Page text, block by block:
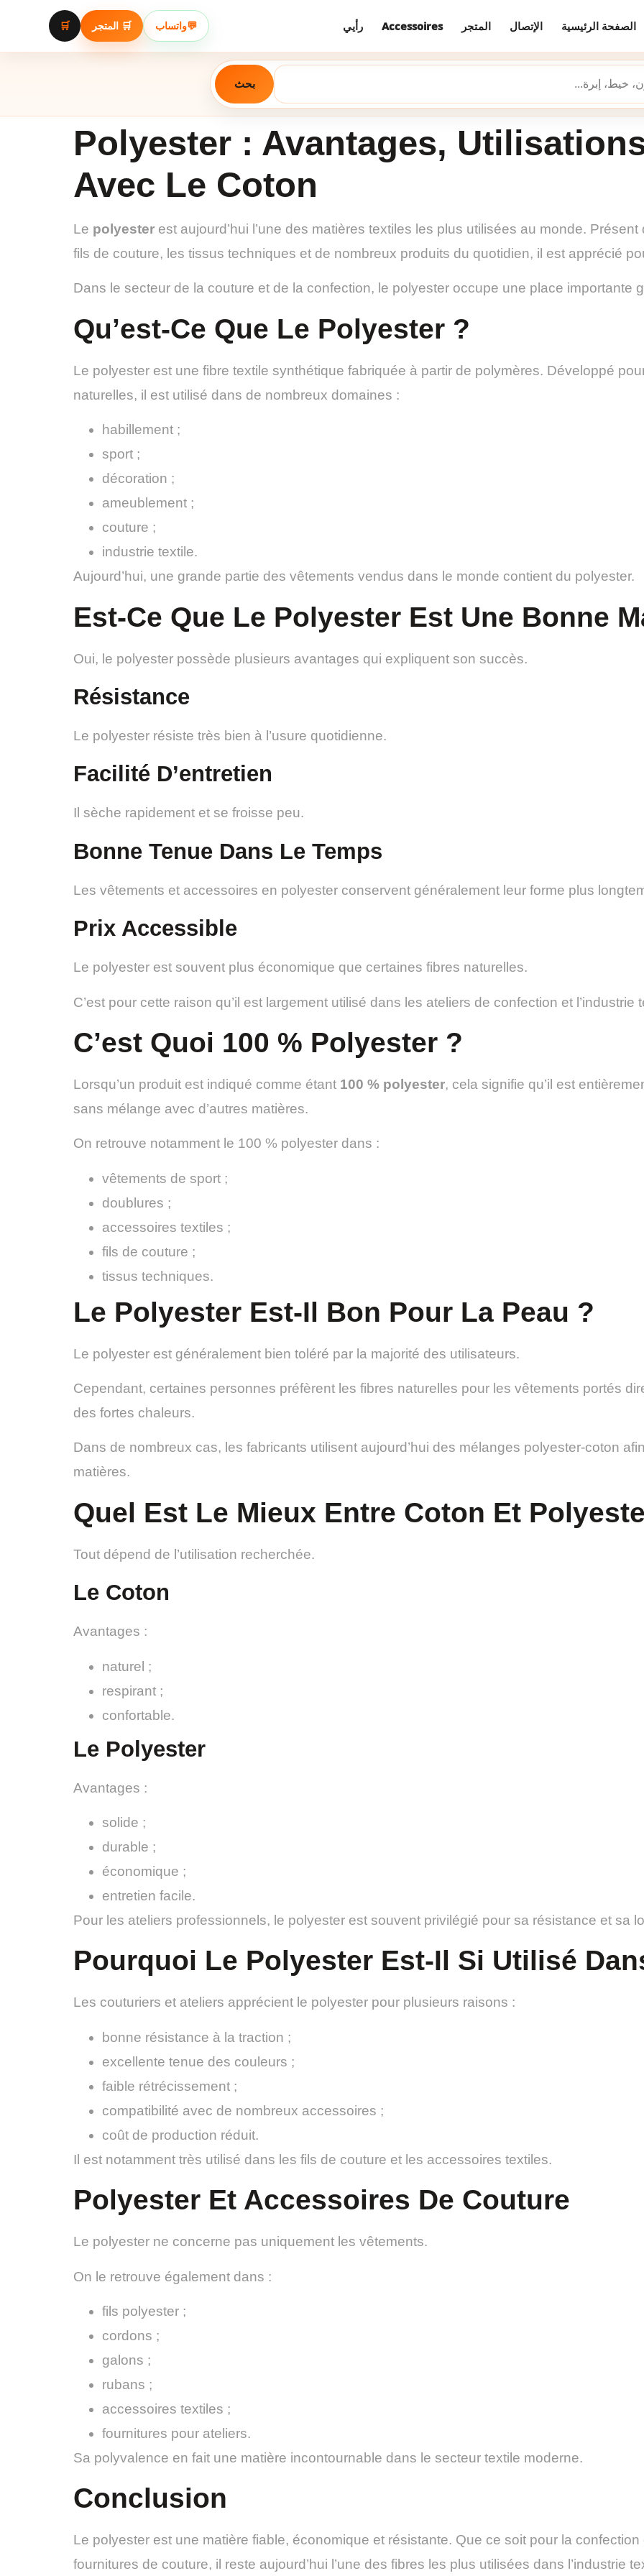
الصفحة الرئيسية الإتصال المتجر Accessoires رأيي 💬واتساب 🛒 المتجر 🛒
بحث
Polyester : Avantages,
Avec Le Coton
Le polyester est aujourd’hui l’une des matières textiles les plus utilisées au monde.
fils de couture, les tissus techniques et de nombreux produits du quotidien, il est apprécié
Dans le secteur de la couture et de la confection, le polyester occupe une place importante
Qu’est-Ce Que Le Polyester ?
Le polyester est une fibre textile synthétique fabriquée à partir de polymères. Développé
naturelles, il est utilisé dans de nombreux domaines :
habillement ;
sport ;
décoration ;
ameublement ;
couture ;
industrie textile.
Aujourd’hui, une grande partie des vêtements vendus dans le monde contient du polyester.
Est-Ce Que Le Polyester Est Une Bonne
Oui, le polyester possède plusieurs avantages qui expliquent son succès.
Résistance
Le polyester résiste très bien à l’usure quotidienne.
Facilité D’entretien
Il sèche rapidement et se froisse peu.
Bonne Tenue Dans Le Temps
Les vêtements et accessoires en polyester conservent généralement leur forme plus
Prix Accessible
Le polyester est souvent plus économique que certaines fibres naturelles.
C’est pour cette raison qu’il est largement utilisé dans les ateliers de confection et l’industrie
C’est Quoi 100 % Polyester ?
Lorsqu’un produit est indiqué comme étant 100 % polyester, cela signifie qu’il est
sans mélange avec d’autres matières.
On retrouve notamment le 100 % polyester dans :
vêtements de sport ;
doublures ;
accessoires textiles ;
fils de couture ;
tissus techniques.
Le Polyester Est-Il Bon Pour La Peau ?
Le polyester est généralement bien toléré par la majorité des utilisateurs.
Cependant, certaines personnes préfèrent les fibres naturelles pour les vêtements portés
des fortes chaleurs.
Dans de nombreux cas, les fabricants utilisent aujourd’hui des mélanges polyester-coton
matières.
Quel Est Le Mieux Entre Coton Et
Tout dépend de l’utilisation recherchée.
Le Coton
Avantages :
naturel ;
respirant ;
confortable.
Le Polyester
Avantages :
solide ;
durable ;
économique ;
entretien facile.
Pour les ateliers professionnels, le polyester est souvent privilégié pour sa résistance et sa
Pourquoi Le Polyester Est-Il Si Utilisé
Les couturiers et ateliers apprécient le polyester pour plusieurs raisons :
bonne résistance à la traction ;
excellente tenue des couleurs ;
faible rétrécissement ;
compatibilité avec de nombreux accessoires ;
coût de production réduit.
Il est notamment très utilisé dans les fils de couture et les accessoires textiles.
Polyester Et Accessoires De Couture
Le polyester ne concerne pas uniquement les vêtements.
On le retrouve également dans :
fils polyester ;
cordons ;
galons ;
rubans ;
accessoires textiles ;
fournitures pour ateliers.
Sa polyvalence en fait une matière incontournable dans le secteur textile moderne.
Conclusion
Le polyester est une matière fiable, économique et résistante. Que ce soit pour la
fournitures de couture, il reste aujourd’hui l’une des fibres les plus utilisées dans l’industrie